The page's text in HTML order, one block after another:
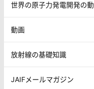
世界の原子力発電開発の
動画
放射線の基礎知識
JAIFメールマガジン